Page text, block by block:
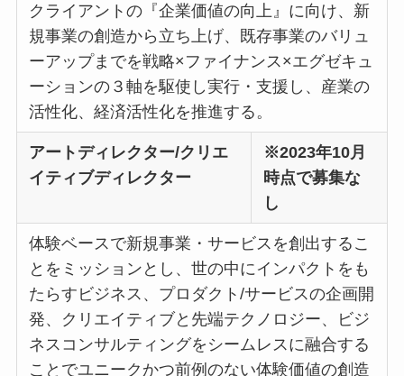
クライアントの『企業価値の向上』に向け、新
規事業の創造から立ち上げ、既存事業のバリュ
ーアップまでを戦略×ファイナンス×エグゼキュ
ーションの３軸を駆使し実行・支援し、産業の
活性化、経済活性化を推進する。
アートディレクター/クリエ
イティブディレクター
※2023年10月
時点で募集な
し
体験ベースで新規事業・サービスを創出するこ
とをミッションとし、世の中にインパクトをも
たらすビジネス、プロダクト/サービスの企画開
発、クリエイティブと先端テクノロジー、ビジ
ネスコンサルティングをシームレスに融合する
ことでユニークかつ前例のない体験価値の創造